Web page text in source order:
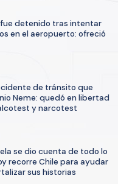
detenido tras intentar
en el aeropuerto: ofreció
de tránsito que
Neme: quedó en libertad
y narcotest
se dio cuenta de todo lo
recorre Chile para ayudar
sus historias